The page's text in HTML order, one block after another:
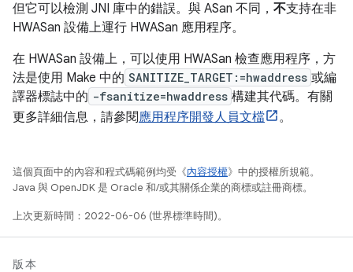
但它可以檢測 JNI 庫中的錯誤。與 ASan 不同， 不支持在非
HWASan 設備上運行 HWASan 應用程序。
在 HWASan 設備上，可以使用 HWASan 檢查應用程序，方
法是使用 Make 中的 SANITIZE_TARGET:=hwaddress 或編
譯器標誌中的 -fsanitize=hwaddress 構建其代碼。有關
更多詳細信息，請參閱應用程序開發人員文檔 。
這個頁面中的內容和程式碼範例均受《內容授權》中的授權所規範。
Java 與 OpenJDK 是 Oracle 和/或其關係企業的商標或註冊商標。
上次更新時間：2022-06-06 (世界標準時間)。
版本